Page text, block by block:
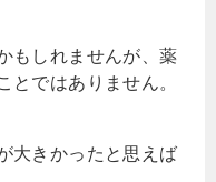
もしれませんが、薬
とではありません。
大きかったと思えば